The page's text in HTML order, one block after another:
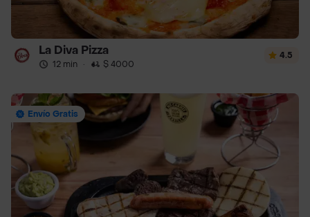
La Diva Pizza
12 min · $ 4000
4.5
Envío Gratis